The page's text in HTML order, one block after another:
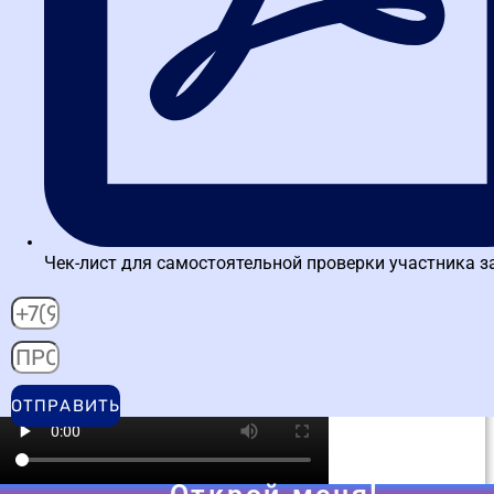
Александрова Ольга
«После обучения на тренажёре ЕИС реальная работа в
системе перестала вызывать стресс.»
Обучалась на курсеУправление государственными и
Чек-лист для самостоятельной проверки участника